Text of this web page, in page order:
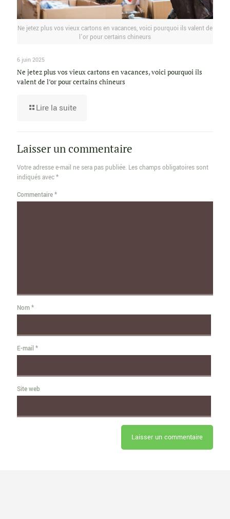
Ne jetez plus vos vieux cartons en vacances, voici pourquoi ils valent de
l’or pour certains chineurs
6 juin 2025
Ne jetez plus vos vieux cartons en vacances, voici pourquoi ils
valent de l’or pour certains chineurs
Lire la suite
Laisser un commentaire
Votre adresse e-mail ne sera pas publiée. Les champs obligatoires sont
indiqués avec*
Commentaire*
Nom*
E-mail *
Site web